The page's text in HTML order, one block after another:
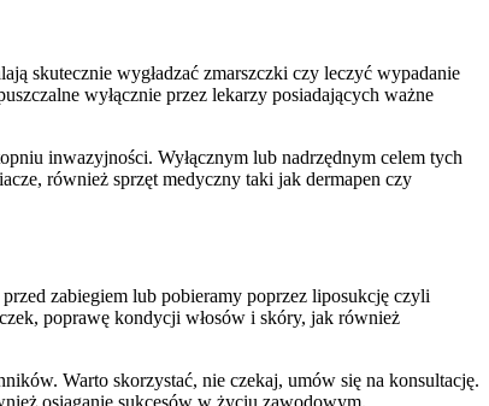
skutecznie wygładzać zmarszczki czy leczyć wypadanie
wyłącznie przez lekarzy posiadających ważne
inwazyjności. Wyłącznym lub nadrzędnym celem tych
również sprzęt medyczny taki jak dermapen czy
zabiegiem lub pobieramy poprzez liposukcję czyli
poprawę kondycji włosów i skóry, jak również
Warto skorzystać, nie czekaj, umów się na konsultację.
osiąganie sukcesów w życiu zawodowym.